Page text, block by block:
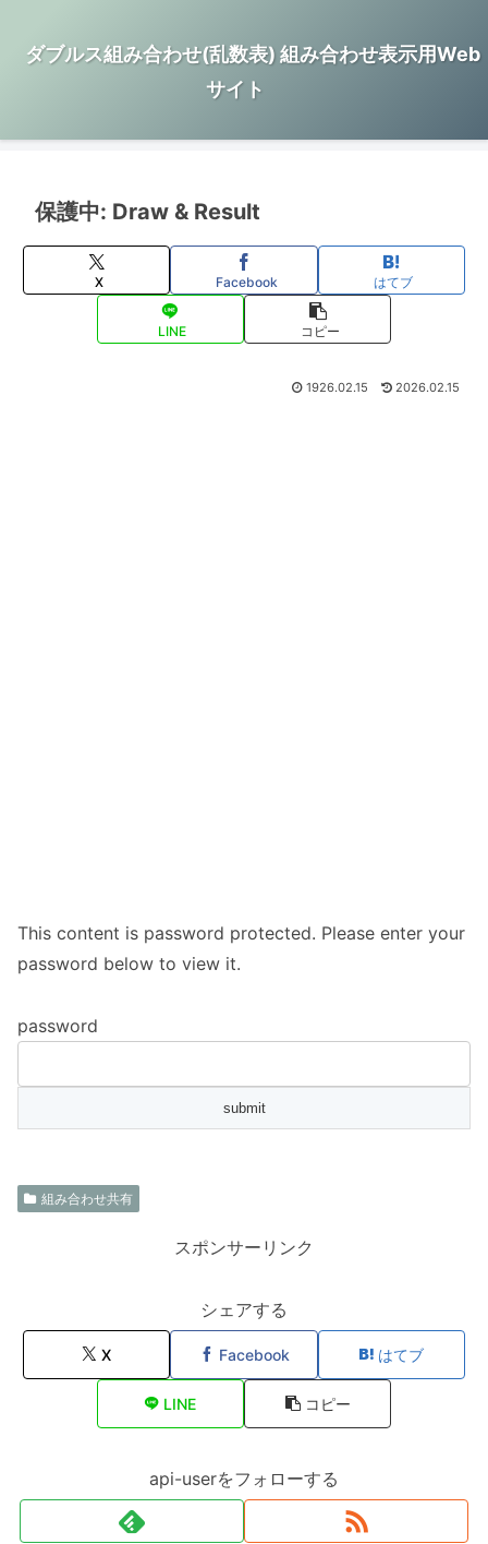
ダブルス組み合わせ(乱数表) 組み合わせ表示用Web
サイト
保護中: Draw & Result
X Facebook はてブ
LINE コピー
1926.02.15 2026.02.15
This content is password protected. Please enter your
password below to view it.
password
組み合わせ共有
スポンサーリンク
シェアする
X Facebook はてブ
LINE コピー
api-userをフォローする